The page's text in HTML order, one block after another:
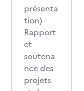
présenta
tion)
Rapport
et
soutena
nce des
projets